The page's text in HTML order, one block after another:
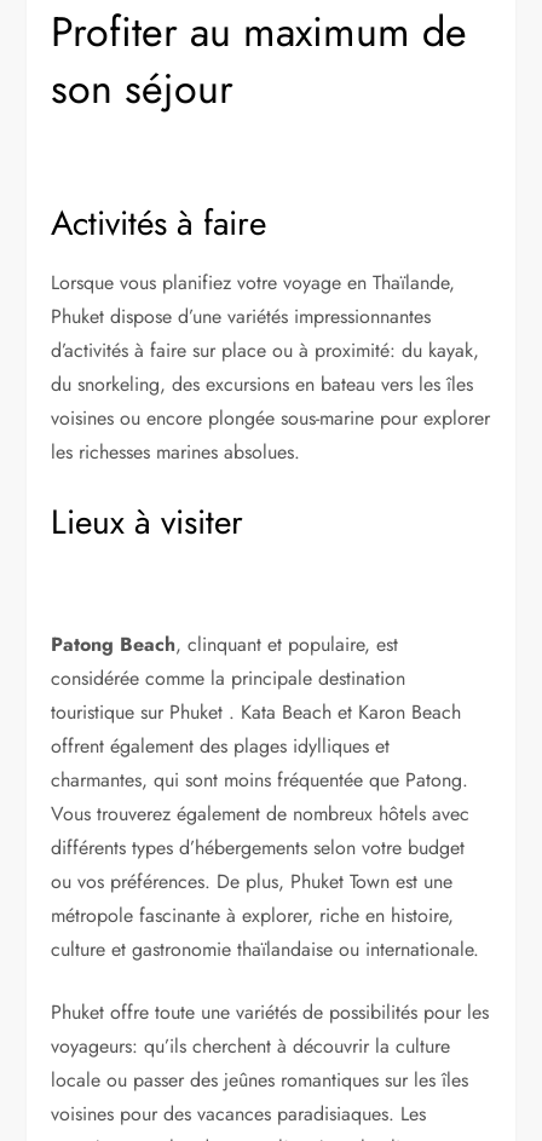
Profiter au maximum de
son séjour
Activités à faire
Lorsque vous planifiez votre voyage en Thaïlande,
Phuket dispose d’une variétés impressionnantes
d’activités à faire sur place ou à proximité: du kayak,
du snorkeling, des excursions en bateau vers les îles
voisines ou encore plongée sous-marine pour explorer
les richesses marines absolues.
Lieux à visiter
Patong Beach, clinquant et populaire, est
considérée comme la principale destination
touristique sur Phuket . Kata Beach et Karon Beach
offrent également des plages idylliques et
charmantes, qui sont moins fréquentée que Patong.
Vous trouverez également de nombreux hôtels avec
différents types d’hébergements selon votre budget
ou vos préférences. De plus, Phuket Town est une
métropole fascinante à explorer, riche en histoire,
culture et gastronomie thaïlandaise ou internationale.
Phuket offre toute une variétés de possibilités pour les
voyageurs: qu’ils cherchent à découvrir la culture
locale ou passer des jeûnes romantiques sur les îles
voisines pour des vacances paradisiaques. Les